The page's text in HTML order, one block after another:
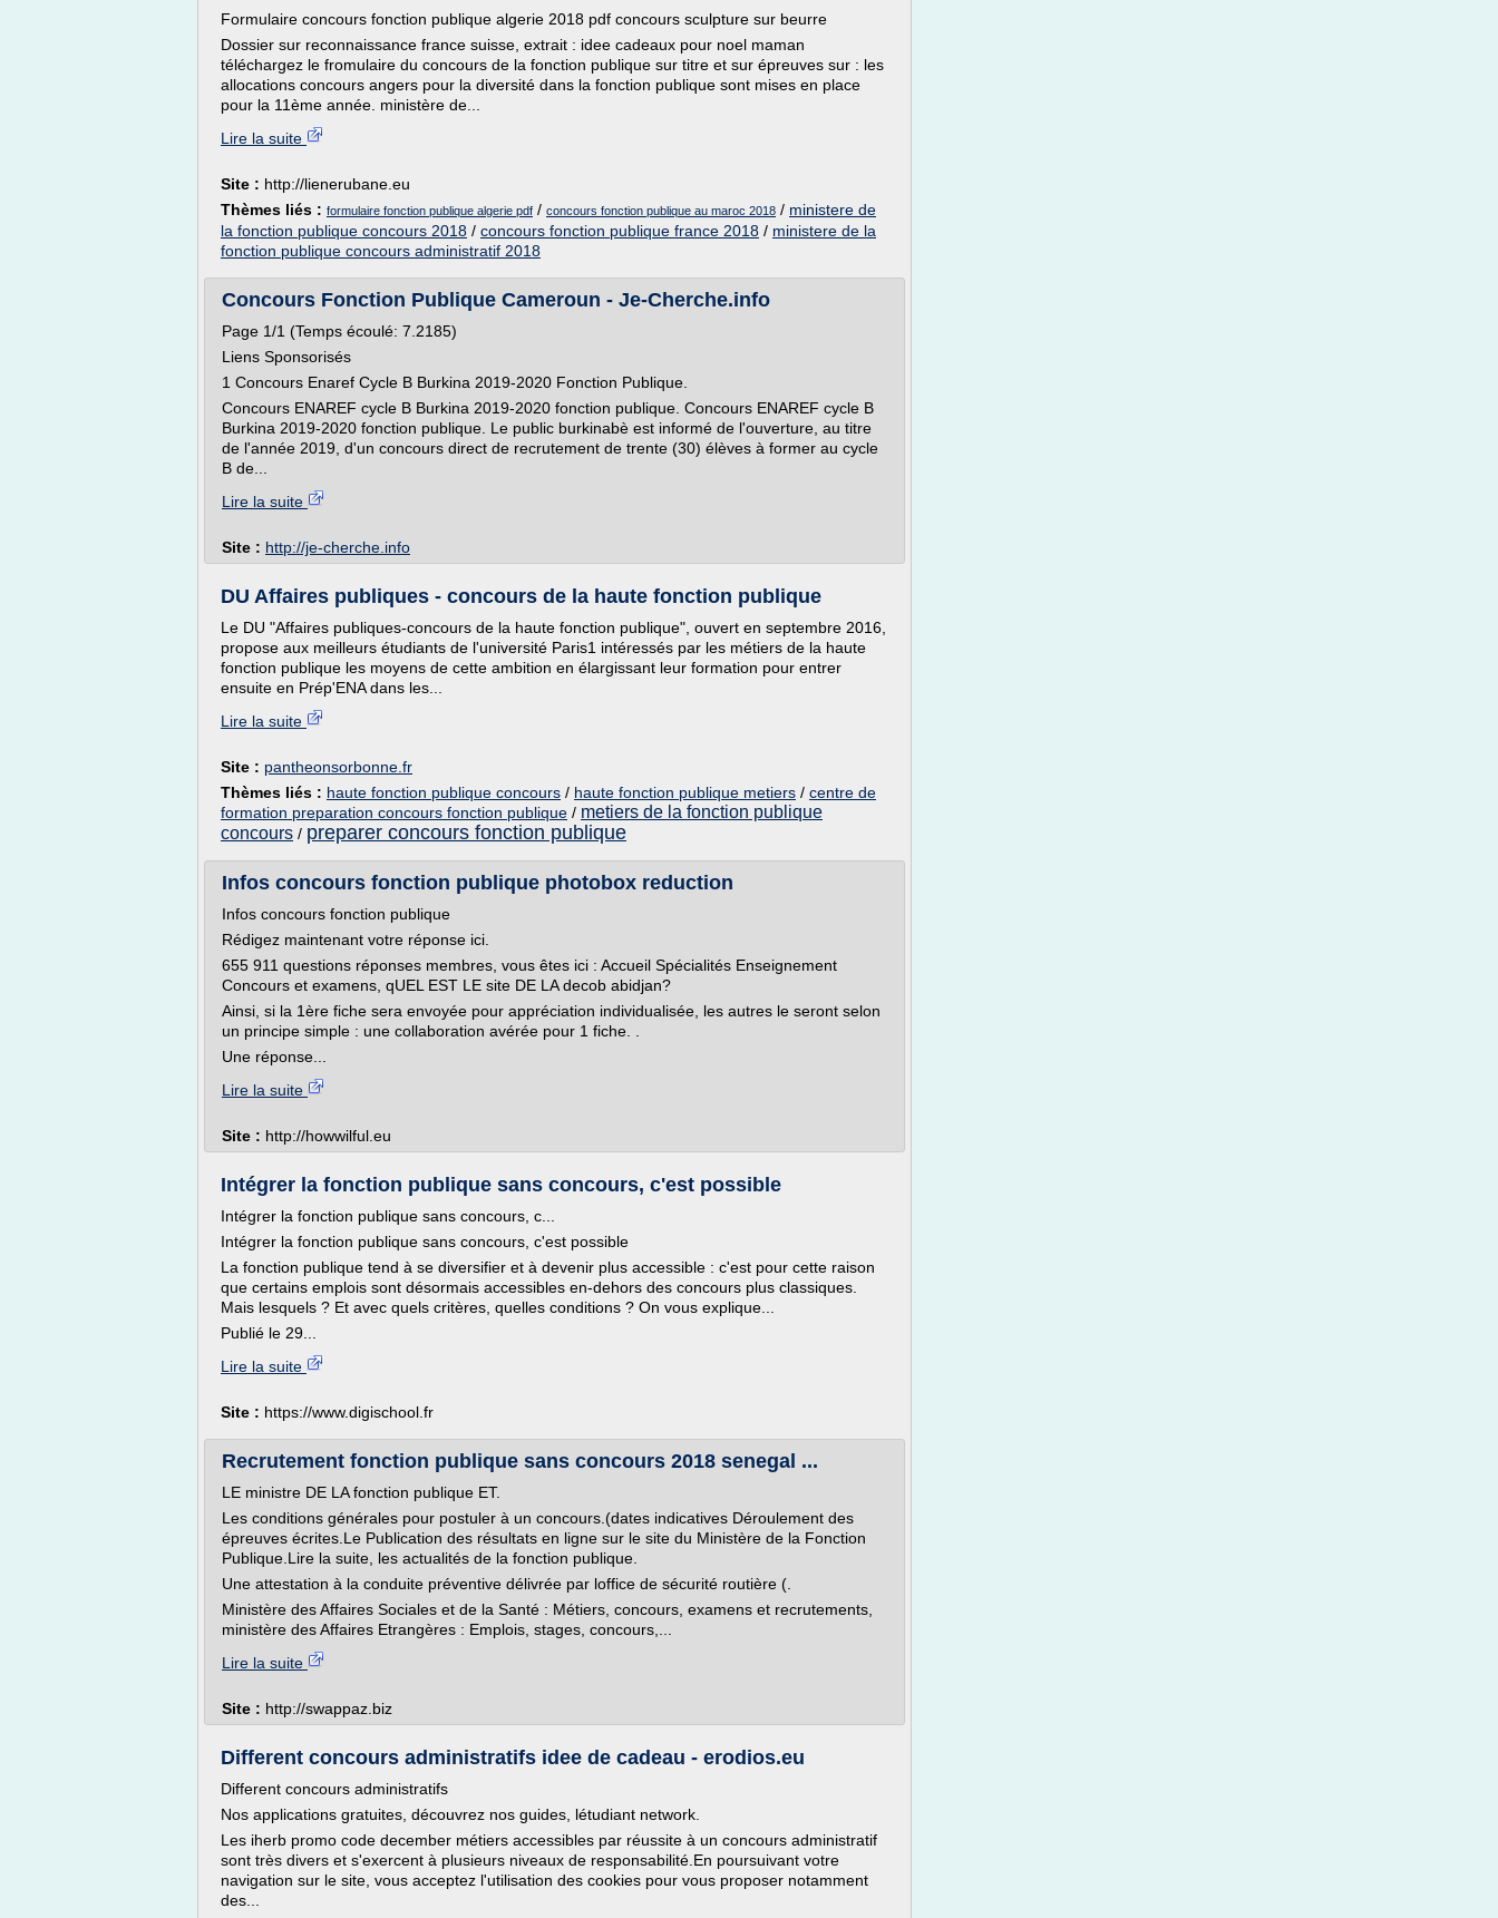
Formulaire concours fonction publique algerie 2018 pdf concours sculpture sur beurre
Dossier sur reconnaissance france suisse, extrait : idee cadeaux pour noel maman
téléchargez le fromulaire du concours de la fonction publique sur titre et sur épreuves sur : les
allocations concours angers pour la diversité dans la fonction publique sont mises en place
pour la 11ème année. ministère de...
Lire la suite
Site : http://lienerubane.eu
Thèmes liés : formulaire fonction publique algerie pdf / concours fonction publique au maroc 2018 / ministere de
la fonction publique concours 2018 / concours fonction publique france 2018 / ministere de la
fonction publique concours administratif 2018
Concours Fonction Publique Cameroun - Je-Cherche.info
Page 1/1 (Temps écoulé: 7.2185)
Liens Sponsorisés
1 Concours Enaref Cycle B Burkina 2019-2020 Fonction Publique.
Concours ENAREF cycle B Burkina 2019-2020 fonction publique. Concours ENAREF cycle B
Burkina 2019-2020 fonction publique. Le public burkinabè est informé de l'ouverture, au titre
de l'année 2019, d'un concours direct de recrutement de trente (30) élèves à former au cycle
B de...
Lire la suite
Site : http://je-cherche.info
DU Affaires publiques - concours de la haute fonction publique
Le DU "Affaires publiques-concours de la haute fonction publique", ouvert en septembre 2016,
propose aux meilleurs étudiants de l'université Paris1 intéressés par les métiers de la haute
fonction publique les moyens de cette ambition en élargissant leur formation pour entrer
ensuite en Prép'ENA dans les...
Lire la suite
Site : pantheonsorbonne.fr
Thèmes liés : haute fonction publique concours / haute fonction publique metiers / centre de
formation preparation concours fonction publique / metiers de la fonction publique
concours / preparer concours fonction publique
Infos concours fonction publique photobox reduction
Infos concours fonction publique
Rédigez maintenant votre réponse ici.
655 911 questions réponses membres, vous êtes ici : Accueil Spécialités Enseignement
Concours et examens, qUEL EST LE site DE LA decob abidjan?
Ainsi, si la 1ère fiche sera envoyée pour appréciation individualisée, les autres le seront selon
un principe simple : une collaboration avérée pour 1 fiche. .
Une réponse...
Lire la suite
Site : http://howwilful.eu
Intégrer la fonction publique sans concours, c'est possible
Intégrer la fonction publique sans concours, c...
Intégrer la fonction publique sans concours, c'est possible
La fonction publique tend à se diversifier et à devenir plus accessible : c'est pour cette raison
que certains emplois sont désormais accessibles en-dehors des concours plus classiques.
Mais lesquels ? Et avec quels critères, quelles conditions ? On vous explique...
Publié le 29...
Lire la suite
Site : https://www.digischool.fr
Recrutement fonction publique sans concours 2018 senegal ...
LE ministre DE LA fonction publique ET.
Les conditions générales pour postuler à un concours.(dates indicatives Déroulement des
épreuves écrites.Le Publication des résultats en ligne sur le site du Ministère de la Fonction
Publique.Lire la suite, les actualités de la fonction publique.
Une attestation à la conduite préventive délivrée par loffice de sécurité routière (.
Ministère des Affaires Sociales et de la Santé : Métiers, concours, examens et recrutements,
ministère des Affaires Etrangères : Emplois, stages, concours,...
Lire la suite
Site : http://swappaz.biz
Different concours administratifs idee de cadeau - erodios.eu
Different concours administratifs
Nos applications gratuites, découvrez nos guides, létudiant network.
Les iherb promo code december métiers accessibles par réussite à un concours administratif
sont très divers et s'exercent à plusieurs niveaux de responsabilité.En poursuivant votre
navigation sur le site, vous acceptez l'utilisation des cookies pour vous proposer notamment
des...